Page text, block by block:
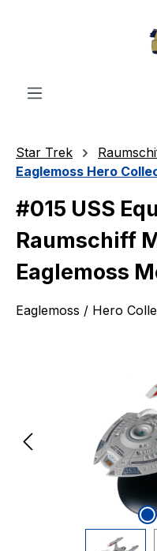
Star Trek
Eaglemoss Hero
#015 USS
Raumschiff
Eaglemoss
Eaglemoss / Hero